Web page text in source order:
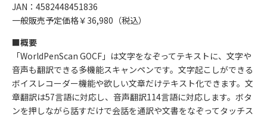
JAN：4582448451836
一般販売予定価格￥36,980（税込）
■概要
「WorldPenScan GOCF」は文字をなぞってテキストに、文字や
音声も翻訳できる多機能スキャンペンです。文字起こしができる
ボイスレコーダー機能や欲しい文章だけテキスト化できます。文
章翻訳は57言語に対応し、音声翻訳114言語に対応します。ボタ
ンを押しながら話すだけで会話を通訳や文書をなぞってタッチス